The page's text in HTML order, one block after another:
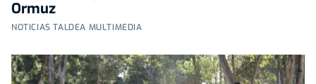
Ormuz
NOTICIAS TALDEA MULTIMEDIA